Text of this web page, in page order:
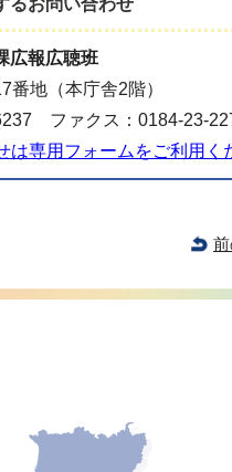
るお問い合わせ
広報広聴班
番地（本庁舎2階）
ファクス：0184-23-
は専用フォームをご利用く